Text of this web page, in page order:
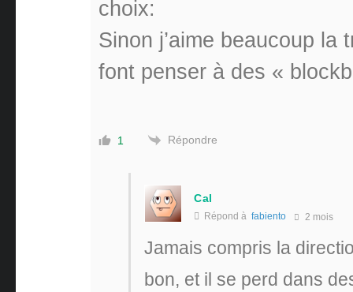
choix:
Sinon j’aime beaucoup la
font penser à des «
1 Répondre
Cal
Répond à fabiento 2 mois
Jamais compris la
bon, et il se perd dans